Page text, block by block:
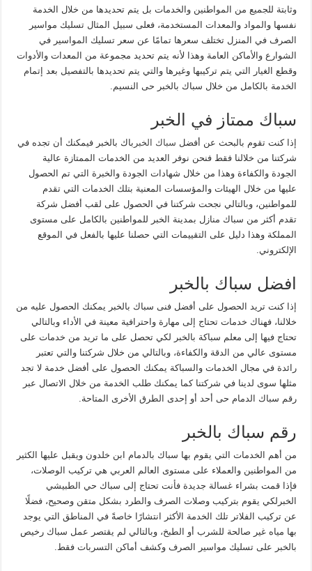
وثابتة للجميع من المواطنين والخدمات بل يتم تحديدها من خلال الخدمة
نفسها والمواد والمعدات المستخدمة، فعلى سبيل المثال تسليك مواسير
الصرف في المنزل تختلف سعرها تمامًا عن سعر تسليك المواسير في
الشوارع والأماكن العامة وهذا لأنه يتم تحديد مجموعة من المعدات والأدوات
وقطع الغيار التي يتم تركيبها وغيرها والتي يتم تحديدها بالتفصيل بعد إتمام
الخدمة بالكامل من خلال سباك بالخبر حى النسيم.
سباك ممتاز في الخبر
إذا كنت تقوم بالبحث عن أفضل سباك الخبر باك بالخبر فيمكنك أن تجده في
شركتنا من خلالنا فقط فنحن نوفر العديد من الخدمات الممتازة عالية
الجودة والكفاءة وهذا من خلال شهادات الجودة والخبرة التي تم الحصول
عليها من خلال الهيئات والمؤسسات المعنية بتلك الخدمات التي تقدم
للمواطنين، وبالتالي نجحت شركتنا في الحصول على لقب أفضل شركة
تقدم أكثر من سباك منازل بمدينة الخبر للمواطنين بالكامل على مستوى
المملكة وهذا دليل على التقييمات التي حصلنا عليها بالفعل في الموقع
الإلكتروني.
افضل سباك بالخبر
إذا كنت تريد الحصول على أفضل فنى سباك بالخبر يمكنك الحصول عليه من
خلالنا، فهناك خدمات تحتاج إلى مهارة واحترافية معينة في الأداء وبالتالي
تحتاج فيها إلى معلم سباكة بالخبر لكي تحصل على ما تريد من خدمات على
مستوى عالي من الدقة والكفاءة، وبالتالي من خلال شركتنا والتي تعتبر
رائدة في مجال الخدمات والسباكة يمكنك الحصول على أفضل خدمة لا تجد
مثلها سوى لدينا في شركتنا كما يمكنك طلب الخدمة من خلال الاتصال عبر
رقم سباك الدمام حى أحد أو إحدى الطرق الأخرى المتاحة.
رقم سباك بالخبر
من أهم الخدمات التي يقوم بها سباك بالدمام ابن خلدون ويقبل عليها الكثير
من المواطنين والعملاء على مستوى العالم العربي هي تركيب الوصلات،
فإذا قمت بشراء غسالة جديدة فأنت تحتاج إلى سباك حي الطبيشي
الخبرلكي يقوم بتركيب وصلات الصرف والطرد بشكل متقن وصحيح، فضلًا
عن تركيب الفلاتر تلك الخدمة الأكثر انتشارًا خاصةً في المناطق التي يوجد
بها مياه غير صالحة للشرب أو الطبخ، وبالتالي لم يقتصر عمل سباك رخيص
بالخبر على تسليك مواسير الصرف وكشف أماكن التسربات فقط.